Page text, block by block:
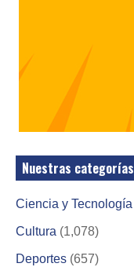
Nuestras categorías
Ciencia y Tecnología
Cultura (1,078)
Deportes (657)